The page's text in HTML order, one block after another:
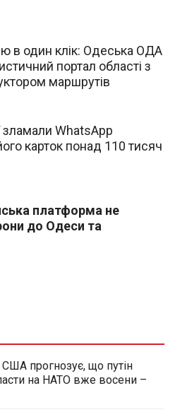
в один клік: Одеська ОДА
портал області з
маршрутів
зламали WhatsApp
карток понад 110 тисяч
платформа не
до Одеси та
США прогнозує, що путін
на НАТО вже восени –